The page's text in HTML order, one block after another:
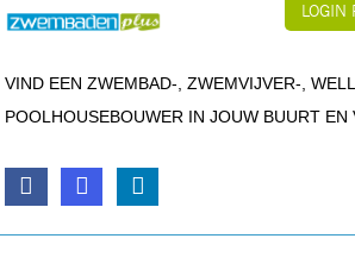
LOGIN
VIND EEN ZWEMBAD-, ZWEMVIJVER-,
POOLHOUSEBOUWER IN JOUW BUURT EN